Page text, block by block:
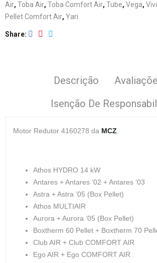
Air, Toba Air, Toba Comfort Air, Tube, Vega,
Pellet Comfort Air, Yari
Share
Descrição
Isenção De
Motor Redutor 4160278 da MCZ
Athos HYDRO 14 kW
Antares + Antares ’02 + Antares ’03
Astra + Astra ’05 (Box Pellet)
Athos MULTIAIR
Aurora + Aurora ’05 (Box Pellet)
Boxtherm 60 Pellet + Boxtherm 70
Club AIR + Club COMFORT AIR
Ego AIR + Ego COMFORT AIR